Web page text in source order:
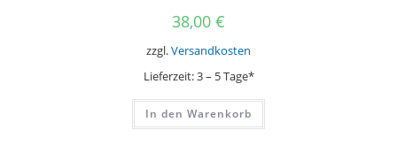
38,00 €
zzgl.Versandkosten
Lieferzeit:3 – 5 Tage*
In den Warenkorb